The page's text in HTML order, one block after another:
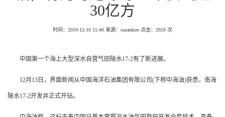
30亿方
时间：2019-12-16 15:40 来源：susankoo 点击： 2659 次
中国第一个海上大型深水自营气田陵水17-2有了新进展。
12月13日，界面新闻从中国海洋石油集团有限公司(下称中海油)获悉，南海
陵水17-2开发井正式开钻。